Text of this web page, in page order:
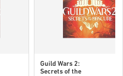
Guild Wars 2:
Secrets of the